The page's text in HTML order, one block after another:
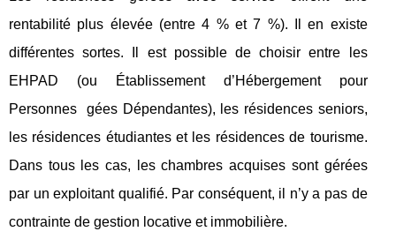
rentabilité plus élevée (entre 4 % et 7 %). Il en existe
différentes sortes. Il est possible de choisir entre les
EHPAD (ou Établissement d’Hébergement pour
Personnes gées Dépendantes), les résidences seniors,
les résidences étudiantes et les résidences de tourisme.
Dans tous les cas, les chambres acquises sont gérées
par un exploitant qualifié. Par conséquent, il n’y a pas de
contrainte de gestion locative et immobilière.